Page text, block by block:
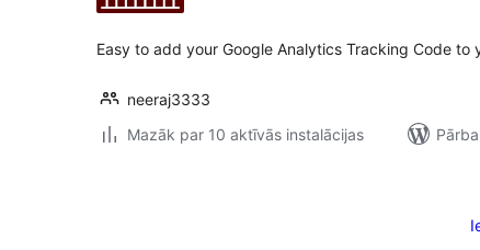
Easy to add your Google Analytics Tracking Code to
neeraj3333
Mazāk par 10 aktīvās instalācijas